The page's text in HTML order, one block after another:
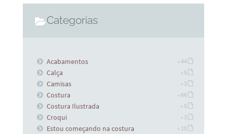
Categorias
Acabamentos » 44
Calça » 5
Camisas » 3
Costura » 66
Costura Ilustrada » 5
Croqui » 3
Estou começando na costura » 10